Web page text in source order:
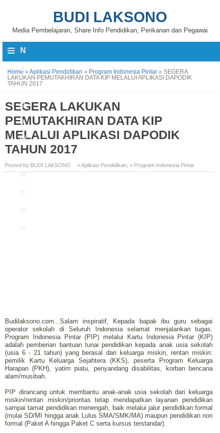
BUDI LAKSONO
Media Pembelajaran, Share Info Pendidikan, Perikanan dan Pegawai
≡ N
vi
g
a
si
M
Home » Aplikasi Pendidikan » Program Indonesia Pintar » SEGERA
LAKUKAN PEMUTAKHIRAN DATA KIP MELALUI APLIKASI DAPODIK
TAHUN 2017
SEGERA LAKUKAN
PEMUTAKHIRAN DATA KIP
MELALUI APLIKASI DAPODIK
TAHUN 2017
Posted by BUDI LAKSONO » Aplikasi Pendidikan » Program Indonesia Pintar
Budilaksono.com...Salam inspiratif, Kepada bapak ibu guru sebagai
operator sekolah di Seluruh Indonesia selamat menjalankan tugas.
Program Indonesia Pintar (PIP) melalui Kartu Indonesia Pintar (KIP)
adalah pemberian bantuan tunai pendidikan kepada anak usia sekolah
(usia 6 - 21 tahun) yang berasal dari keluarga miskin, rentan miskin:
pemilik Kartu Keluarga Sejahtera (KKS), peserta Program Keluarga
Harapan (PKH), yatim piatu, penyandang disabilitas, korban bencana
alam/musibah.
PIP dirancang untuk membantu anak-anak usia sekolah dari keluarga
miskin/rentan miskin/prioritas tetap mendapatkan layanan pendidikan
sampai tamat pendidikan menengah, baik melalui jalur pendidikan formal
(mulai SD/MI hingga anak Lulus SMA/SMK/MA) maupun pendidikan non
formal (Paket A hingga Paket C serta kursus terstandar).